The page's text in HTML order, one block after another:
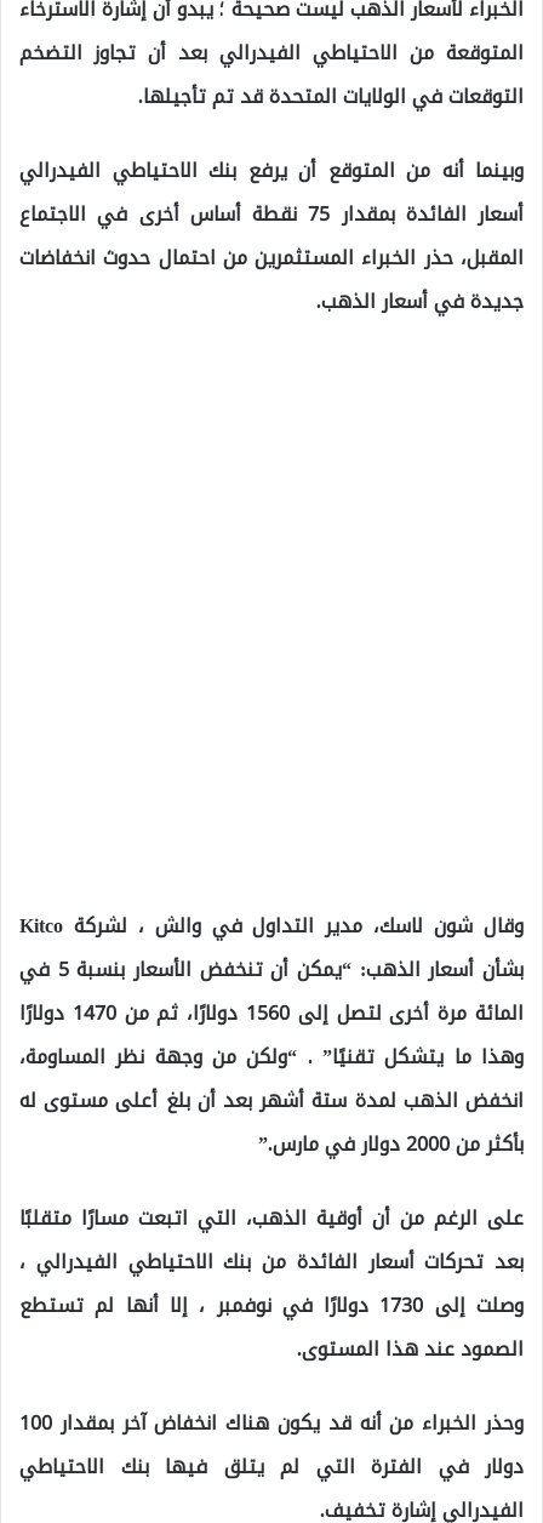
الخبراء لأسعار الذهب ليست صحيحة ؛ يبدو أن إشارة الاسترخاء
المتوقعة من الاحتياطي الفيدرالي بعد أن تجاوز التضخم
التوقعات في الولايات المتحدة قد تم تأجيلها.
وبينما أنه من المتوقع أن يرفع بنك الاحتياطي الفيدرالي
أسعار الفائدة بمقدار 75 نقطة أساس أخرى في الاجتماع
المقبل، حذر الخبراء المستثمرين من احتمال حدوث انخفاضات
جديدة في أسعار الذهب.
وقال شون لاسك، مدير التداول في والش ، لشركة Kitco
بشأن أسعار الذهب: “يمكن أن تنخفض الأسعار بنسبة 5 في
المائة مرة أخرى لتصل إلى 1560 دولارًا، ثم من 1470 دولارًا
وهذا ما يتشكل تقنيًا” . “ولكن من وجهة نظر المساومة،
انخفض الذهب لمدة ستة أشهر بعد أن بلغ أعلى مستوى له
بأكثر من 2000 دولار في مارس.”
على الرغم من أن أوقية الذهب، التي اتبعت مسارًا متقلبًا
بعد تحركات أسعار الفائدة من بنك الاحتياطي الفيدرالي ،
وصلت إلى 1730 دولارًا في نوفمبر ، إلا أنها لم تستطع
الصمود عند هذا المستوى.
وحذر الخبراء من أنه قد يكون هناك انخفاض آخر بمقدار 100
دولار في الفترة التي لم يتلق فيها بنك الاحتياطي
الفيدرالي إشارة تخفيف.